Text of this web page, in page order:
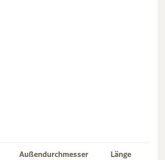
Außendurchmesser Länge